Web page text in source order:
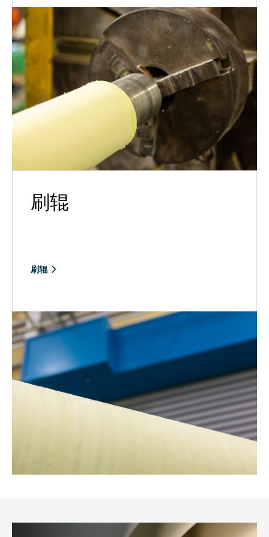
刷辊
刷辊